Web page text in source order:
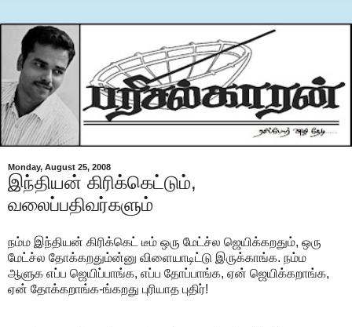
Monday, August 25, 2008
இந்தியன் கிரிக்கெட்டும்,
வலைப்பதிவர்களும்
நம்ம இந்தியன் கிரிக்கெட் டீம் ஒரு மேட்ச்ல ஜெயிக்கறதும், ஒரு
மேட்ச்ல தோக்கறதும்ன்னு விளையாடிட்டு இருக்காங்க. நம்ம
ஆளுக எப்ப ஜெயிப்பாங்க, எப்ப தோப்பாங்க, ஏன் ஜெயிக்கறாங்க,
ஏன் தோக்கறாங்க-ங்கறது புரியாத புதிர்!